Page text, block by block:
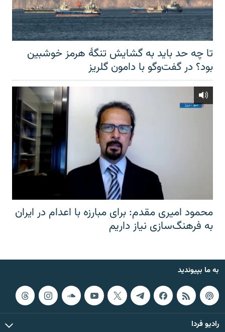
تا چه حد باید به گشایش تنگهٔ هرمز خوشبین
بود؟ در گفت‌وگو با دامون گلریز
محمود امیری مقدم: برای مبارزه با اعدام در ایران
به فرهنگ‌سازی نیاز داریم
به ما بپیوندید
رادیو فردا